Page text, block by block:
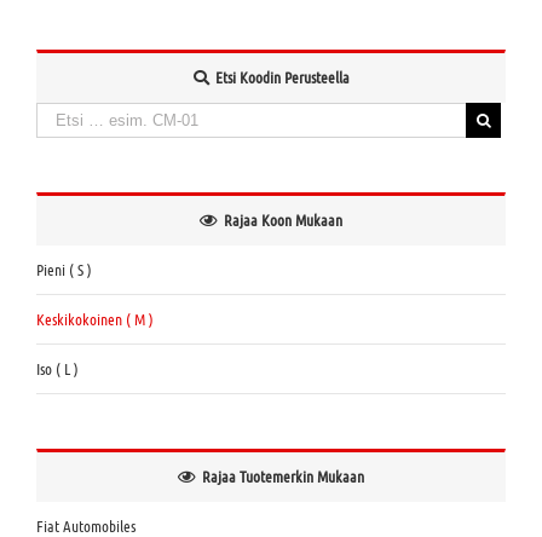
Etsi Koodin Perusteella
Haku:
Rajaa Koon Mukaan
Pieni ( S )
Keskikokoinen ( M )
Iso ( L )
Rajaa Tuotemerkin Mukaan
Fiat Automobiles